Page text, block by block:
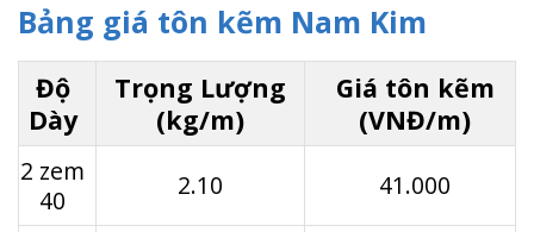
Bảng giá tôn kẽm Nam Kim
Độ
Dày
Trọng Lượng
(kg/m)
Giá tôn kẽm
(VNĐ/m)
2 zem
40
2.10 41.000